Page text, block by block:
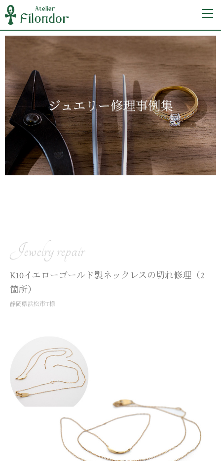
Jewelry repair
K10イエローゴールド製ネックレスの切れ修理（2
箇所）
静岡県浜松市T様